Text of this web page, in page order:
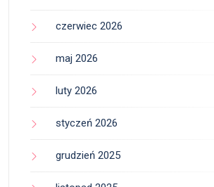
czerwiec 2026
maj 2026
luty 2026
styczeń 2026
grudzień 2025